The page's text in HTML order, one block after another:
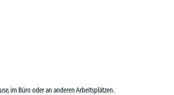
im Büro oder an anderen Arbeitsplätzen.